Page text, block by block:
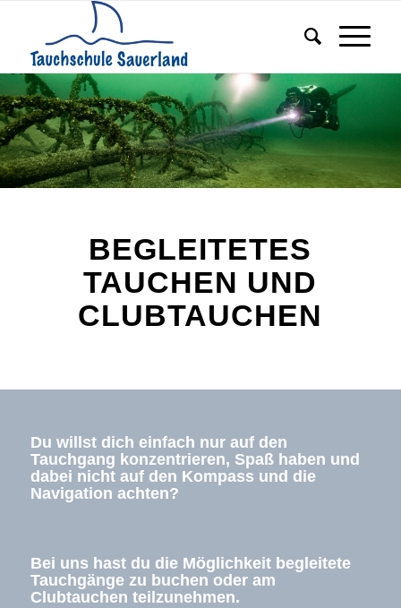
BEGLEITETES
TAUCHEN UND
CLUBTAUCHEN
Du willst dich einfach nur auf den
Tauchgang konzentrieren, Spaß haben und
dabei nicht auf den Kompass und die
Navigation achten?
Bei uns hast du die Möglichkeit begleitete
Tauchgänge zu buchen oder am
Clubtauchen teilzunehmen.